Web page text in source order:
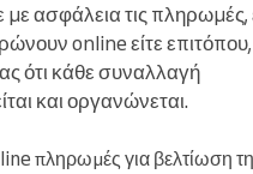
με ασφάλεια τις πληρωμές,
online είτε επιτόπου,
ότι κάθε συναλλαγή
και οργανώνεται.
πληρωμές για βελτίωση